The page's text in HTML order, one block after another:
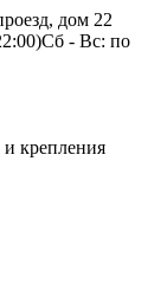
дом 22
Сб - Вс: по
и крепления